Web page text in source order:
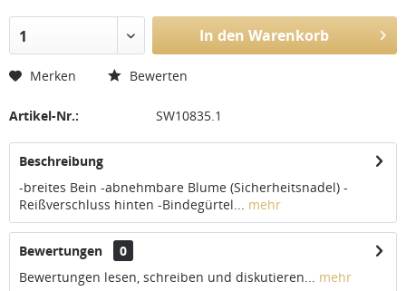
1 In den Warenkorb
Merken Bewerten
Artikel-Nr.: SW10835.1
Beschreibung
-breites Bein -abnehmbare Blume (Sicherheitsnadel) -
Reißverschluss hinten -Bindegürtel... mehr
Bewertungen
0
Bewertungen lesen, schreiben und diskutieren... mehr